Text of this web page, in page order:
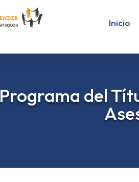
Inicio
Programa del